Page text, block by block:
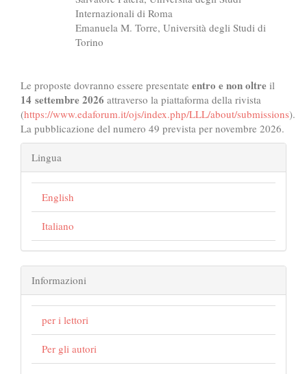
Internazionali di Roma
Emanuela M. Torre, Università degli Studi di
Torino
Le proposte dovranno essere presentate entro e non oltre il
14 settembre 2026 attraverso la piattaforma della rivista
(https://www.edaforum.it/ojs/index.php/LLL/about/submissions).
La pubblicazione del numero 49 prevista per novembre 2026.
Lingua
English
Italiano
Informazioni
per i lettori
Per gli autori